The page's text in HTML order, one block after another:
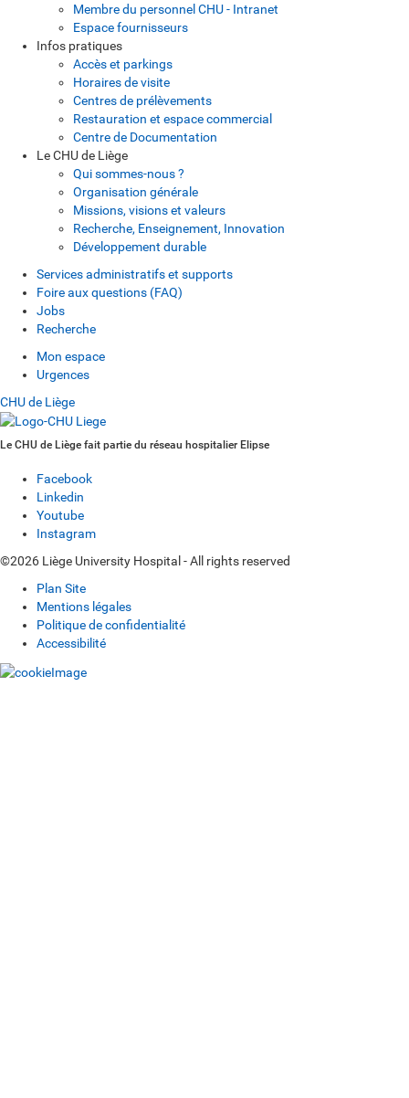
Membre du personnel CHU - Intranet
Espace fournisseurs
Infos pratiques
Accès et parkings
Horaires de visite
Centres de prélèvements
Restauration et espace commercial
Centre de Documentation
Le CHU de Liège
Qui sommes-nous ?
Organisation générale
Missions, visions et valeurs
Recherche, Enseignement, Innovation
Développement durable
Services administratifs et supports
Foire aux questions (FAQ)
Jobs
Recherche
Mon espace
Urgences
CHU de Liège
Le CHU de Liège fait partie du réseau hospitalier Elipse
Facebook
Linkedin
Youtube
Instagram
©2026 Liège University Hospital - All rights reserved
Plan Site
Mentions légales
Politique de confidentialité
Accessibilité